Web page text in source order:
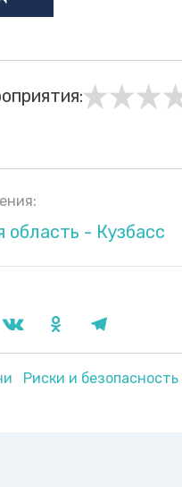
область - Кузбасс
Риски и безопасность